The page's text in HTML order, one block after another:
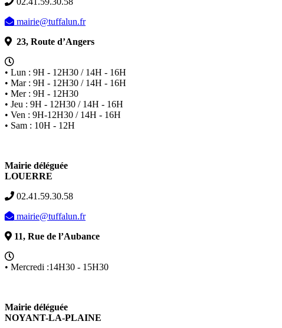
mairie@tuffalun.fr
23, Route d’Angers
• Lun : 9H - 12H30 / 14H - 16H
• Mar : 9H - 12H30 / 14H - 16H
• Mer : 9H - 12H30
• Jeu : 9H - 12H30 / 14H - 16H
• Ven : 9H-12H30 / 14H - 16H
• Sam : 10H - 12H
Mairie déléguée
LOUERRE
02.41.59.30.58
mairie@tuffalun.fr
11, Rue de l’Aubance
• Mercredi :14H30 - 15H30
Mairie déléguée
NOYANT-LA-PLAINE